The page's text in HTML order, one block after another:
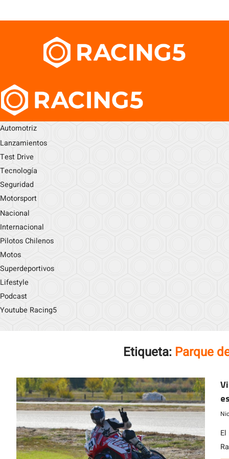
Automotriz
Lanzamientos
Test Drive
Tecnología
Seguridad
Motorsport
Nacional
Internacional
Pilotos Chilenos
Motos
Superdeportivos
Lifestyle
Podcast
Youtube Racing5
Etiqueta: Parque